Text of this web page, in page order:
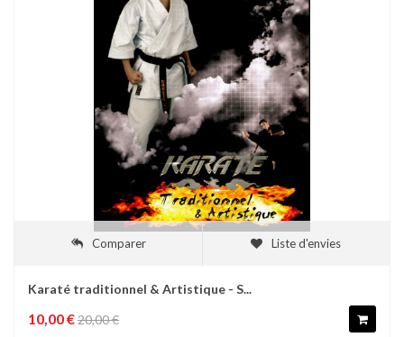
Comparer Liste d'envies
Karaté traditionnel & Artistique - S...
10,00 €20,00 €